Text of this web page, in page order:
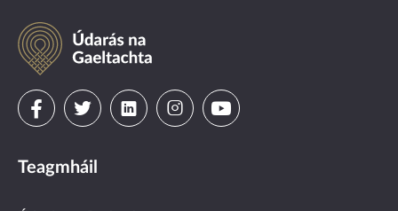
Údarás
na
Gaeltachta
Visit
on
Visit
on
VisitVisitVisit
Teagmháil